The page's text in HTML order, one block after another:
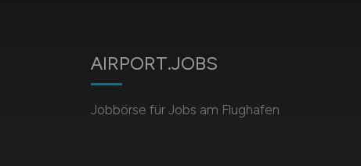
AIRPORT.JOBS
Jobbörse für Jobs am Flughafen